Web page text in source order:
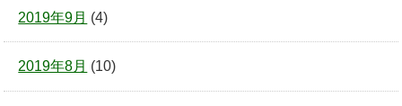
2019年9月 (4)
2019年8月 (10)